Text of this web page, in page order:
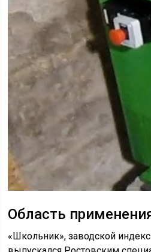
Область
«Школьник», заводской